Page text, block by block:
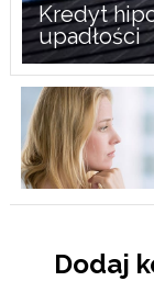
Kredyt
upadłości
Dodaj